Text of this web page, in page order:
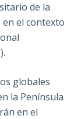
de la
en el contexto
globales
la Península
en el